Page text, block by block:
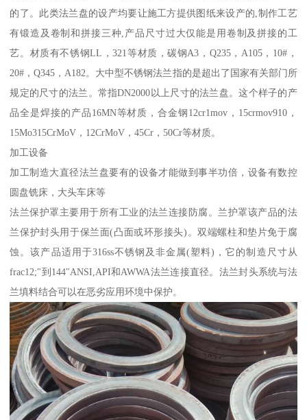
的了。此类法兰盘的设产均要让施工方提供图纸来设产的,制作工艺
有锻造及卷制和拼接三种,产品尺寸过大仅能是用卷制及拼接的工
艺。材质有不锈钢LL，321等材质，碳钢A3，Q235，A105，10#，
20#，Q345，A182。大中型不锈钢法兰指的是超出了国家有关部门所
规定的尺寸的法兰。常指DN2000以上尺寸的法兰盘。这个样子的产
品全是焊接的产品16MN等材质，合金钢12cr1mov，15crmov910，
15Mo315CrMoV，12CrMoV，45Cr，50Cr等材质。
加工设备
加工制造大直径法兰盘要有的设备才能做到事半功倍，设备有数控
圆盘铣床，大头车床等
法兰保护罩主要用于所有工业的法兰连接防腐。兰护罩该产品的法
兰保护封头用于保兰面(凸面或环形接头)。双端螺柱和垫片免于腐
蚀。该产品适用于316ss不锈钢及非金属(塑料)，它的制造尺寸从
frac12;"到144"ANSI,API和AWWA法兰连接直径。法兰封头系统与法
兰填料结合可以在恶劣应用环境中保护。